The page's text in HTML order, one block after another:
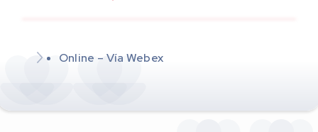
Online – Vía Webex